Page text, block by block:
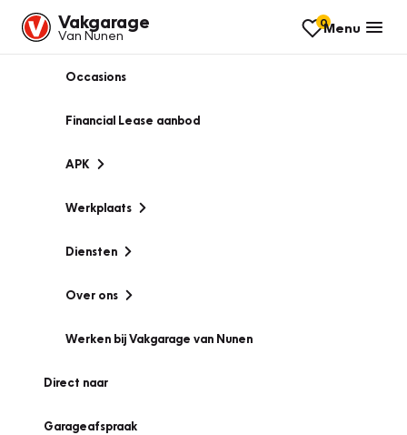
Vakgarage
Van Nunen
0Menu
Occasions
Financial Lease aanbod
APK
Werkplaats
Diensten
Over ons
Werken bij Vakgarage van Nunen
Direct naar
Garageafspraak